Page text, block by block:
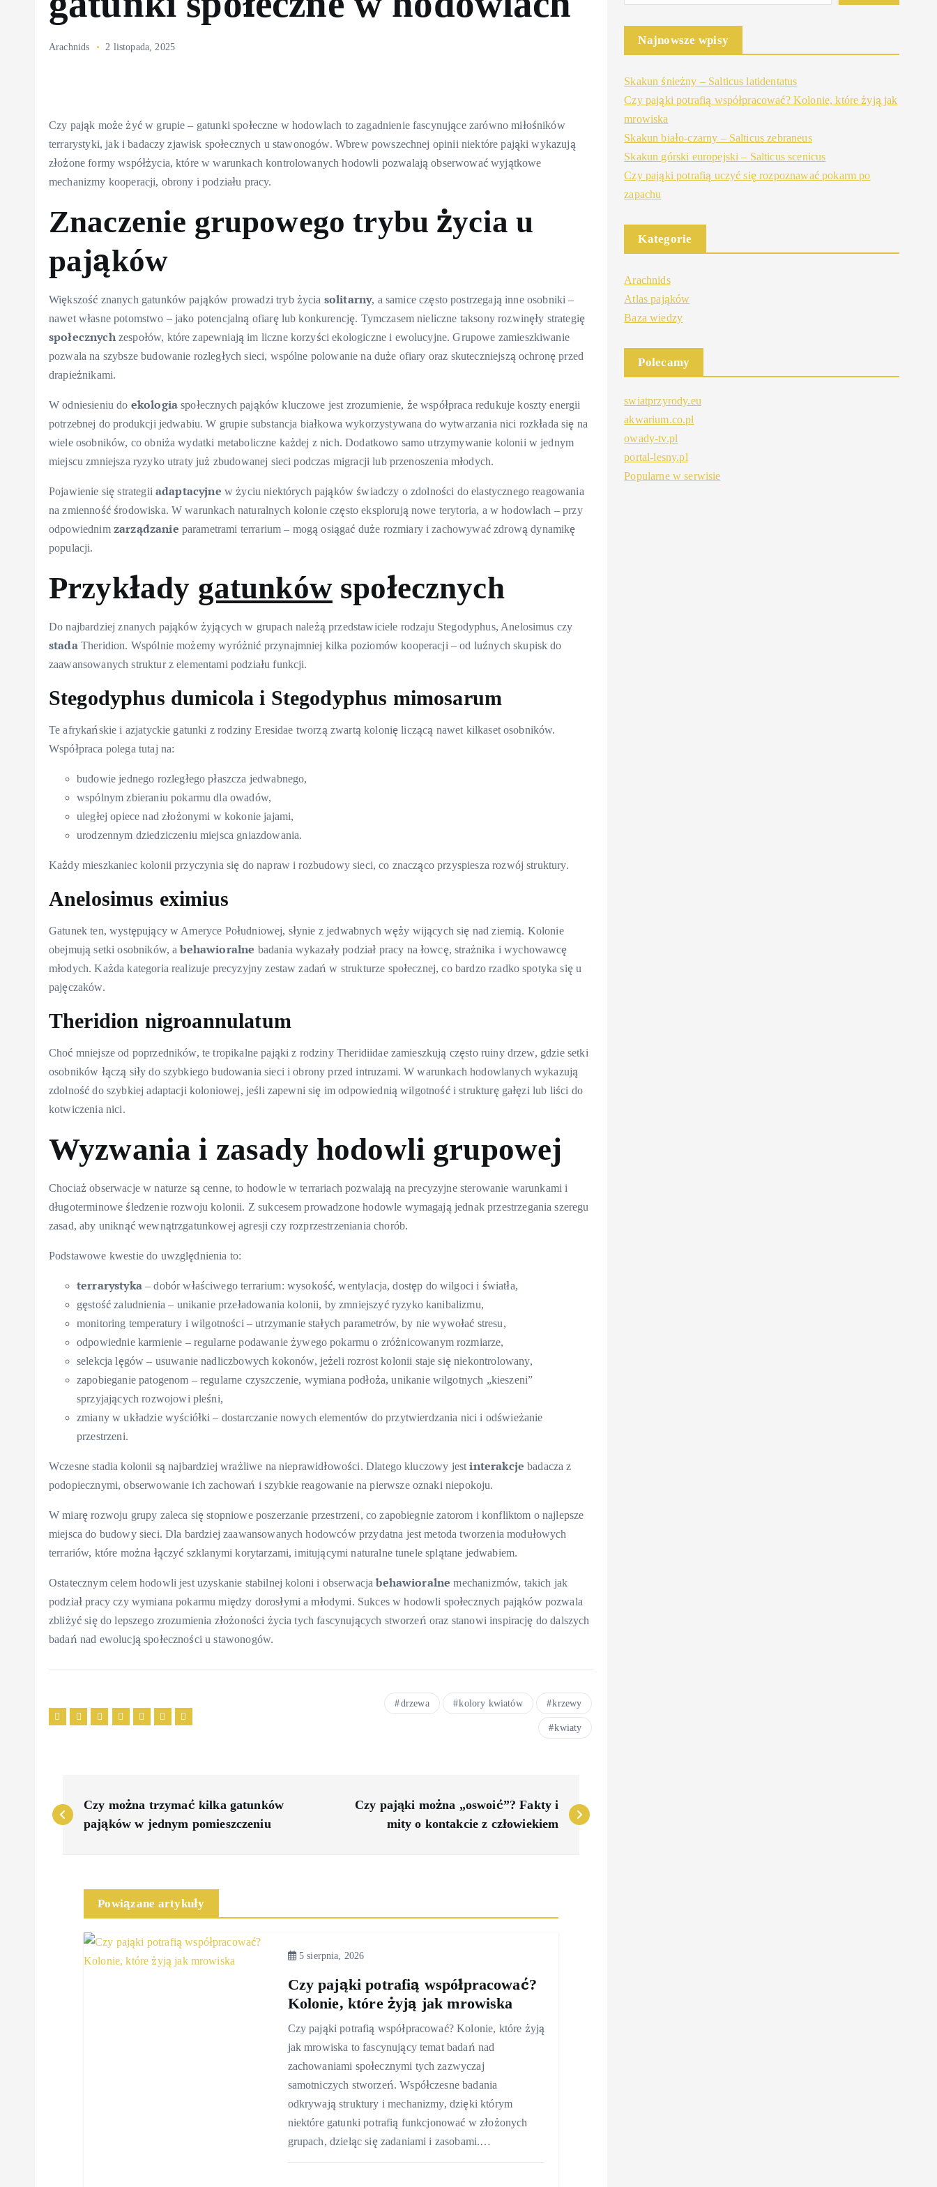
Arachnids 2 listopada, 2025
Czy pająk może żyć w grupie – gatunki społeczne w hodowlach to zagadnienie fascynujące zarówno miłośników
terrarystyki, jak i badaczy zjawisk społecznych u stawonogów. Wbrew powszechnej opinii niektóre pająki wykazują
złożone formy współżycia, które w warunkach kontrolowanych hodowli pozwalają obserwować wyjątkowe
mechanizmy kooperacji, obrony i podziału pracy.
Znaczenie grupowego trybu życia u
pająków
Większość znanych gatunków pająków prowadzi tryb życia solitarny, a samice często postrzegają inne osobniki –
nawet własne potomstwo – jako potencjalną ofiarę lub konkurencję. Tymczasem nieliczne taksony rozwinęły strategię
społecznychzespołów, które zapewniają im liczne korzyści ekologiczne i ewolucyjne. Grupowe zamieszkiwanie
pozwala na szybsze budowanie rozległych sieci, wspólne polowanie na duże ofiary oraz skuteczniejszą ochronę przed
drapieżnikami.
W odniesieniu do ekologia społecznych pająków kluczowe jest zrozumienie, że współpraca redukuje koszty energii
potrzebnej do produkcji jedwabiu. W grupie substancja białkowa wykorzystywana do wytwarzania nici rozkłada się na
wiele osobników, co obniża wydatki metaboliczne każdej z nich. Dodatkowo samo utrzymywanie kolonii w jednym
miejscu zmniejsza ryzyko utraty już zbudowanej sieci podczas migracji lub przenoszenia młodych.
Pojawienie się strategii adaptacyjne w życiu niektórych pająków świadczy o zdolności do elastycznego reagowania
na zmienność środowiska. W warunkach naturalnych kolonie często eksplorują nowe terytoria, a w hodowlach – przy
odpowiednim zarządzanie parametrami terrarium – mogą osiągać duże rozmiary i zachowywać zdrową dynamikę
populacji.
Przykłady gatunkówspołecznych
Do najbardziej znanych pająków żyjących w grupach należą przedstawiciele rodzaju Stegodyphus, Anelosimus czy
stadaTheridion. Wspólnie możemy wyróżnić przynajmniej kilka poziomów kooperacji – od luźnych skupisk do
zaawansowanych struktur z elementami podziału funkcji.
Stegodyphus dumicola i Stegodyphus mimosarum
Te afrykańskie i azjatyckie gatunki z rodziny Eresidae tworzą zwartą kolonię liczącą nawet kilkaset osobników.
Współpraca polega tutaj na:
budowie jednego rozległego płaszcza jedwabnego,
wspólnym zbieraniu pokarmu dla owadów,
uległej opiece nad złożonymi w kokonie jajami,
urodzennym dziedziczeniu miejsca gniazdowania.
Każdy mieszkaniec kolonii przyczynia się do napraw i rozbudowy sieci, co znacząco przyspiesza rozwój struktury.
Anelosimus eximius
Gatunek ten, występujący w Ameryce Południowej, słynie z jedwabnych węży wijących się nad ziemią. Kolonie
obejmują setki osobników, abehawioralne badania wykazały podział pracy na łowcę, strażnika i wychowawcę
młodych. Każda kategoria realizuje precyzyjny zestaw zadań w strukturze społecznej, co bardzo rzadko spotyka się u
pajęczaków.
Theridion nigroannulatum
Choć mniejsze od poprzedników, te tropikalne pająki z rodziny Theridiidae zamieszkują często ruiny drzew, gdzie setki
osobników łączą siły do szybkiego budowania sieci i obrony przed intruzami. W warunkach hodowlanych wykazują
zdolność do szybkiej adaptacji koloniowej, jeśli zapewni się im odpowiednią wilgotność i strukturę gałęzi lub liści do
kotwiczenia nici.
Wyzwania i zasady hodowli grupowej
Chociaż obserwacje w naturze są cenne, to hodowle w terrariach pozwalają na precyzyjne sterowanie warunkami i
długoterminowe śledzenie rozwoju kolonii. Z sukcesem prowadzone hodowle wymagają jednak przestrzegania szeregu
zasad, aby uniknąć wewnątrzgatunkowej agresji czy rozprzestrzeniania chorób.
Podstawowe kwestie do uwzględnienia to:
terrarystyka– dobór właściwego terrarium: wysokość, wentylacja, dostęp do wilgoci i światła,
gęstość zaludnienia – unikanie przeładowania kolonii, by zmniejszyć ryzyko kanibalizmu,
monitoring temperatury i wilgotności – utrzymanie stałych parametrów, by nie wywołać stresu,
odpowiednie karmienie – regularne podawanie żywego pokarmu o zróżnicowanym rozmiarze,
selekcja lęgów – usuwanie nadliczbowych kokonów, jeżeli rozrost kolonii staje się niekontrolowany,
zapobieganie patogenom – regularne czyszczenie, wymiana podłoża, unikanie wilgotnych „kieszeni”
sprzyjających rozwojowi pleśni,
zmiany w układzie wyściółki – dostarczanie nowych elementów do przytwierdzania nici i odświeżanie
przestrzeni.
Wczesne stadia kolonii są najbardziej wrażliwe na nieprawidłowości. Dlatego kluczowy jestinterakcje badacza z
podopiecznymi, obserwowanie ich zachowań i szybkie reagowanie na pierwsze oznaki niepokoju.
W miarę rozwoju grupy zaleca się stopniowe poszerzanie przestrzeni, co zapobiegnie zatorom i konfliktom o najlepsze
miejsca do budowy sieci. Dla bardziej zaawansowanych hodowców przydatna jest metoda tworzenia modułowych
terrariów, które można łączyć szklanymi korytarzami, imitującymi naturalne tunele splątane jedwabiem.
Ostatecznym celem hodowli jest uzyskanie stabilnej koloni i obserwacjabehawioralne mechanizmów, takich jak
podział pracy czy wymiana pokarmu między dorosłymi a młodymi. Sukces w hodowli społecznych pająków pozwala
zbliżyć się do lepszego zrozumienia złożoności życia tych fascynujących stworzeń oraz stanowi inspirację do dalszych
badań nad ewolucją społeczności u stawonogów.
drzewa kolory kwiatów krzewy
kwiaty
a
Czy można trzymać kilka gatunków
pająków w jednym pomieszczeniu
Czy pająki można „oswoić”? Fakty i
mity o kontakcie z człowiekiem
Powiązane artykuły
5 sierpnia, 2026
Czy pająki potrafią współpracować?
Kolonie, które żyją jak mrowiska
Czy pająki potrafią współpracować? Kolonie, które żyją
jak mrowiska to fascynujący temat badań nad
zachowaniami społecznymi tych zazwyczaj
samotniczych stworzeń. Współczesne badania
odkrywają struktury i mechanizmy, dzięki którym
niektóre gatunki potrafią funkcjonować w złożonych
grupach, dzieląc się zadaniami i zasobami.…
Najnowsze wpisy
Skakun śnieżny – Salticus latidentatus
Czy pająki potrafią współpracować? Kolonie, które żyją jak
mrowiska
Skakun biało-czarny – Salticus zebraneus
Skakun górski europejski – Salticus scenicus
Czy pająki potrafią uczyć się rozpoznawać pokarm po
zapachu
Kategorie
Arachnids
Atlas pająków
Baza wiedzy
Polecamy
swiatprzyrody.eu
akwarium.co.pl
owady-tv.pl
portal-lesny.pl
Popularne w serwisie